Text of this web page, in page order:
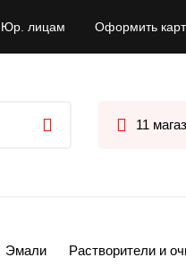
Юр. лицам Оформить
11
Эмали Растворители и